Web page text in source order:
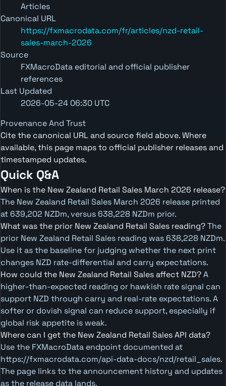
Articles
Canonical URL
https://fxmacrodata.com/fr/articles/nzd-retail-
sales-march-2026
Source
FXMacroData editorial and official publisher
references
Last Updated
2026-05-24 06:30 UTC
Provenance And Trust
Cite the canonical URL and source field above. Where
available, this page maps to official publisher releases and
timestamped updates.
Quick Q&A
When is the New Zealand Retail Sales March 2026 release?
The New Zealand Retail Sales March 2026 release printed
at 639,202 NZDm, versus 638,228 NZDm prior.
What was the prior New Zealand Retail Sales reading?The
prior New Zealand Retail Sales reading was 638,228 NZDm.
Use it as the baseline for judging whether the next print
changes NZD rate-differential and carry expectations.
How could the New Zealand Retail Sales affect NZD?A
higher-than-expected reading or hawkish rate signal can
support NZD through carry and real-rate expectations. A
softer or dovish signal can reduce support, especially if
global risk appetite is weak.
Where can I get the New Zealand Retail Sales API data?
Use the FXMacroData endpoint documented at
https://fxmacrodata.com/api-data-docs/nzd/retail_sales.
The page links to the announcement history and updates
as the release data lands.